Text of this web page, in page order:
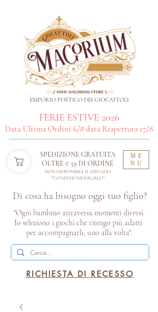
ME
NU
Di cosa ha bisogno oggi tuo figlio?
SPEDIZIONE GRATUITA
OLTRE € 59 DI ORDINE​
NON DISPONIBILE IL SERVIZIO
"CONFEZIONE REGALO"
"Ogni bambino attraversa momenti diversi.
Io seleziono i giochi che ritengo più adatti
per accompagnarli, uno alla volta".
EMPORIO POETICO DEI GIOCATTOLI
RICHIESTA DI RECESSO
FERIE ESTIVE 2026
Data Ultima Ordini 6/8 data Riapertura 17/8